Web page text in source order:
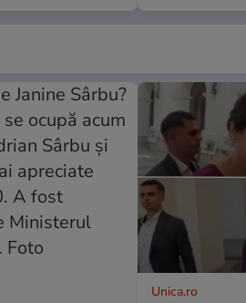
Unica.ro